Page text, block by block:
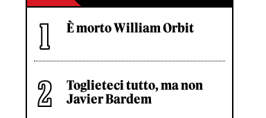
È morto William Orbit
Toglieteci tutto, ma non
Javier Bardem